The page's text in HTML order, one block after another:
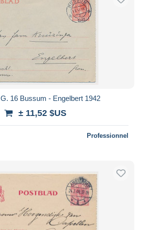
16 Bussum - Engelbert 1942
± 11,52 $US
Professionnel